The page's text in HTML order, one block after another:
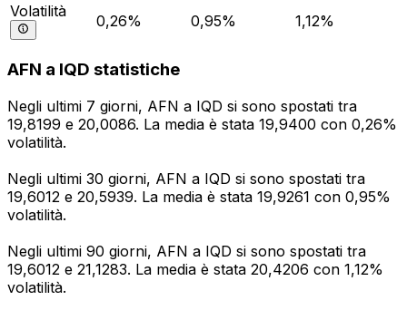
Volatilità
0,26% 0,95% 1,12%
AFN a IQD statistiche
Negli ultimi 7 giorni, AFN a IQD si sono spostati tra
19,8199 e 20,0086. La media è stata 19,9400 con 0,26%
volatilità.
Negli ultimi 30 giorni, AFN a IQD si sono spostati tra
19,6012 e 20,5939. La media è stata 19,9261 con 0,95%
volatilità.
Negli ultimi 90 giorni, AFN a IQD si sono spostati tra
19,6012 e 21,1283. La media è stata 20,4206 con 1,12%
volatilità.